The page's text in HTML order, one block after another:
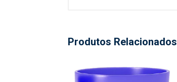
Produtos Relacionados